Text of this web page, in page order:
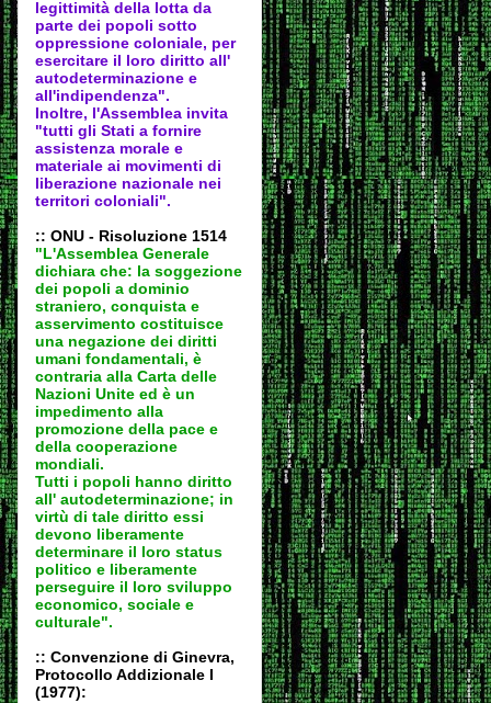
legittimità della lotta da
parte dei popoli sotto
oppressione coloniale, per
esercitare il loro diritto all'
autodeterminazione e
all'indipendenza".
Inoltre, l'Assemblea invita
"tutti gli Stati a fornire
assistenza morale e
materiale ai movimenti di
liberazione nazionale nei
territori coloniali".
:: ONU - Risoluzione 1514
"L'Assemblea Generale
dichiara che: la soggezione
dei popoli a dominio
straniero, conquista e
asservimento costituisce
una negazione dei diritti
umani fondamentali, è
contraria alla Carta delle
Nazioni Unite ed è un
impedimento alla
promozione della pace e
della cooperazione
mondiali.
Tutti i popoli hanno diritto
all' autodeterminazione; in
virtù di tale diritto essi
devono liberamente
determinare il loro status
politico e liberamente
perseguire il loro sviluppo
economico, sociale e
culturale".
:: Convenzione di Ginevra,
Protocollo Addizionale I
(1977):